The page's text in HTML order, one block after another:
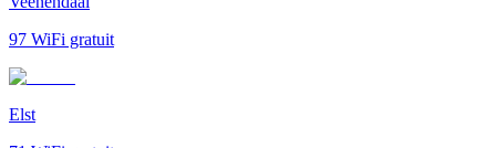
97 WiFi gratuit
Elst